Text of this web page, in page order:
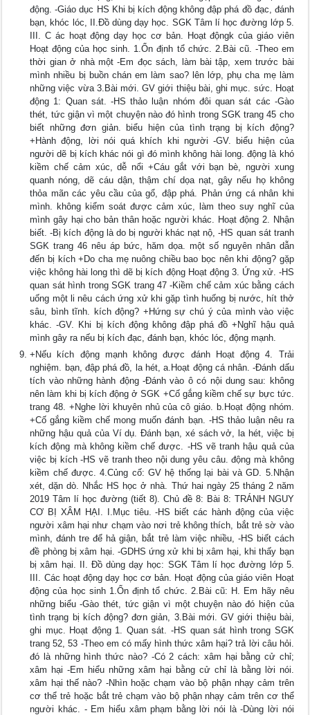
động. -Giáo dục HS Khi bị kích động không đập phá đồ đạc, đánh
bạn, khóc lóc, II.Đồ dùng dạy học. SGK Tâm lí học đường lớp 5.
III. C ác hoạt động dạy học cơ bản. Hoạt độngk của giáo viên
Hoạt động của học sinh. 1.Ổn định tổ chức. 2.Bài cũ. -Theo em
thời gian ở nhà một -Em đọc sách, làm bài tập, xem trước bài
mình nhiều bị buồn chán em làm sao? lên lớp, phụ cha mẹ làm
những việc vừa 3.Bài mới. GV giới thiệu bài, ghi mục. sức. Hoạt
động 1: Quan sát. -HS thảo luận nhóm đôi quan sát các -Gào
thét, tức giận vì một chuyện nào đó hình trong SGK trang 45 cho
biết những đơn giản. biểu hiện của tình trạng bị kích động?
+Hành động, lời nói quá khích khi người -GV. biểu hiện của
người dẽ bị kích khác nói gì đó mình không hài long. động là khó
kiềm chế cảm xúc, dễ nổi +Cáu gắt với bạn bè, người xung
quanh nóng, dẽ cáu dận, thậm chí dọa nạt, gây nếu họ không
thỏa mãn các yêu cầu của gổ, đập phá. Phản ứng cá nhân khi
mình. không kiểm soát được cảm xúc, làm theo suy nghĩ của
mình gây hại cho bản thân hoặc người khác. Hoạt động 2. Nhận
biết. -Bị kích động là do bị người khác nạt nộ, -HS quan sát tranh
SGK trang 46 nêu áp bức, hăm dọa. một số nguyên nhân dẫn
đến bị kích +Do cha mẹ nuông chiều bao bọc nên khi động? gặp
việc không hài long thì dẽ bị kích động Hoạt động 3. Ứng xử. -HS
quan sát hình trong SGK trang 47 -Kiềm chế cảm xúc bằng cách
uống một li nêu cách ứng xử khi gặp tình huống bị nước, hít thở
sâu, bình tĩnh. kích động? +Hứng sự chú ý của mình vào việc
khác. -GV. Khi bị kích động không đập phá đồ +Nghĩ hậu quả
mình gây ra nếu bị kích đạc, đánh bạn, khóc lóc, động mạnh.
+Nếu kích động mạnh không được đánh Hoạt động 4. Trải
nghiệm. bạn, đập phá đồ, la hét, a.Hoạt động cá nhân. -Đánh dấu
tích vào những hành động -Đánh vào ô có nội dung sau: không
nên làm khi bị kích động ở SGK +Cố gắng kiềm chế sự bực tức.
trang 48. +Nghe lời khuyên nhủ của cô giáo. b.Hoạt động nhóm.
+Cố gắng kiềm chế mong muốn đánh bạn. -HS thảo luận nêu ra
những hậu quả của Ví dụ. Đánh bạn, xé sách vở, la hét, việc bị
kích động mà không kiềm chế được. -HS vẽ tranh hậu quả của
việc bị kích -HS vẽ tranh theo nội dung yêu câu. động mà không
kiềm chế được. 4.Củng cố: GV hệ thống lại bài và GD. 5.Nhận
xét, dặn dò. Nhắc HS học ở nhà. Thứ hai ngày 25 tháng 2 năm
2019 Tâm lí học đường (tiết 8). Chủ đề 8: Bài 8: TRÁNH NGUY
CƠ BỊ XÂM HẠI. I.Mục tiêu. -HS biết các hành động của việc
người xâm hại như chạm vào nơi trẻ không thích, bắt trẻ sờ vào
mình, đánh tre để hả giận, bắt trẻ làm việc nhiều, -HS biết cách
đề phòng bị xâm hại. -GDHS ứng xử khi bị xâm hại, khi thấy bạn
bị xâm hại. II. Đồ dùng dạy học: SGK Tâm lí học đường lớp 5.
III. Các hoạt động dạy học cơ bản. Hoạt động của giáo viên Hoạt
động của học sinh 1.Ổn định tổ chức. 2.Bài cũ: H. Em hãy nêu
những biểu -Gào thét, tức giận vì một chuyện nào đó hiện của
tình trạng bị kích động? đơn giản, 3.Bài mới. GV giới thiệu bài,
ghi mục. Hoạt động 1. Quan sát. -HS quan sát hình trong SGK
trang 52, 53 -Theo em có mấy hình thức xâm hại? trả lời câu hỏi.
đó là những hình thức nào? -Có 2 cách: xâm hại bằng cử chỉ;
xâm hại -Em hiểu những xâm hại bằng cử chỉ là bằng lời nói.
xâm hại thế nào? -Nhìn hoặc chạm vào bộ phận nhạy cảm trên
cơ thể trẻ hoặc bắt trẻ chạm vào bộ phận nhạy cảm trên cơ thể
người khác. - Em hiểu xâm phạm bằng lời nói là -Dùng lời nói